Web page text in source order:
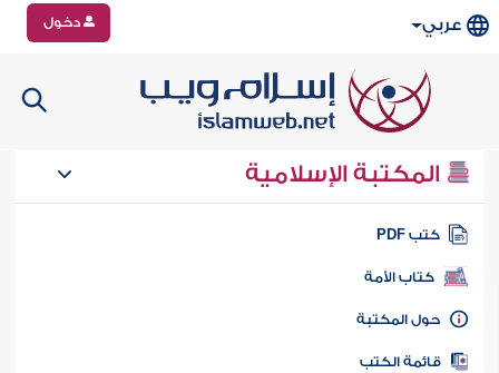
عربي دخول
المكتبة الإسلامية
كتب PDF
كتاب الأمة
المكتبة